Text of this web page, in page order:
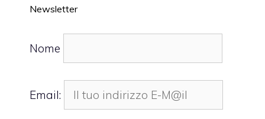
Newsletter
Nome
Email: